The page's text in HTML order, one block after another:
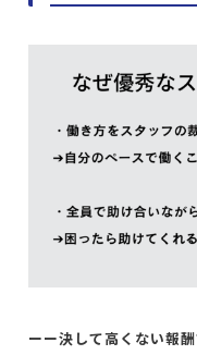
ーー決して高くない報